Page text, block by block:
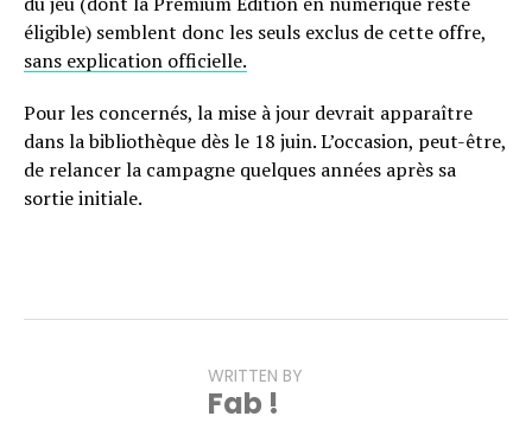
éligible) semblent donc les seuls exclus de cette offre,
sans explication officielle.
Pour les concernés, la mise à jour devrait apparaître
dans la bibliothèque dès le 18 juin. L’occasion, peut-être,
de relancer la campagne quelques années après sa
sortie initiale.
WRITTEN BY
Fab !